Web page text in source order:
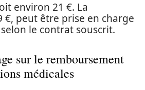
environ 21 €. La
€, peut être prise en charge
le contrat souscrit.
sur le remboursement
médicales